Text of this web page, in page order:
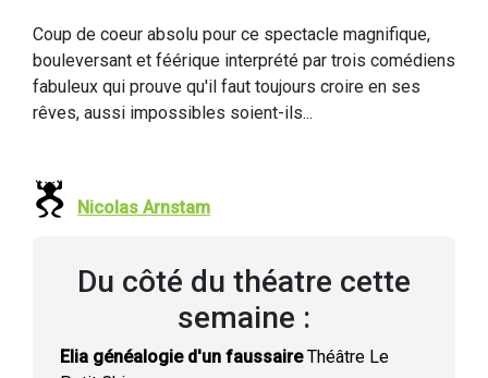
Coup de coeur absolu pour ce spectacle magnifique,
bouleversant et féérique interprété par trois comédiens
fabuleux qui prouve qu'il faut toujours croire en ses
rêves, aussi impossibles soient-ils...
Nicolas Arnstam
Du côté du théatre cette
semaine :
Elia généalogie d'un faussaireThéâtre Le